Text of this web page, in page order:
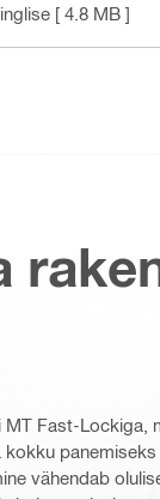
, inglise [ 4.8 MB ]
Fast-Lockiga,
panemiseks
vähendab